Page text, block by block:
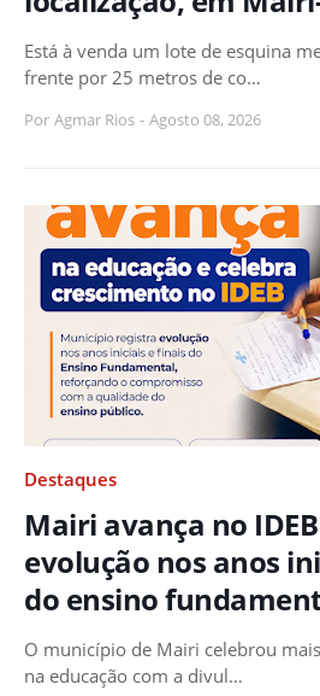
Está à venda um lote de esquina
frente por 25 metros de co…
Por Agmar Rios - Agosto 08, 2026
Destaques
Mairi avança no
evolução nos anos
do ensino
O município de Mairi celebrou
na educação com a divul…